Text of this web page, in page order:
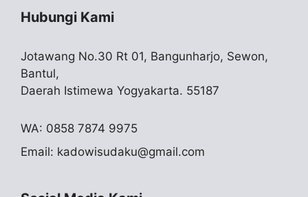
Hubungi Kami
Jotawang No.30 Rt 01, Bangunharjo, Sewon,
Bantul,
Daerah Istimewa Yogyakarta. 55187
WA: 0858 7874 9975
Email: kadowisudaku@gmail.com